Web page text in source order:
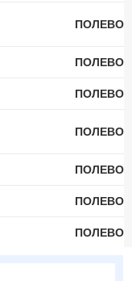
ПОЛЕВОЙ
ПОЛЕВОЙ
ПОЛЕВОЙ
ПОЛЕВОЙ
ПОЛЕВОЙ
ПОЛЕВОЙ
ПОЛЕВОЙ